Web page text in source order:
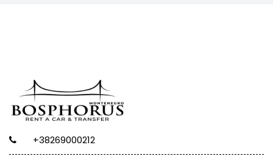
+38269000212